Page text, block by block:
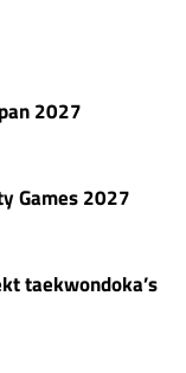
2027
Games 2027
taekwondoka’s